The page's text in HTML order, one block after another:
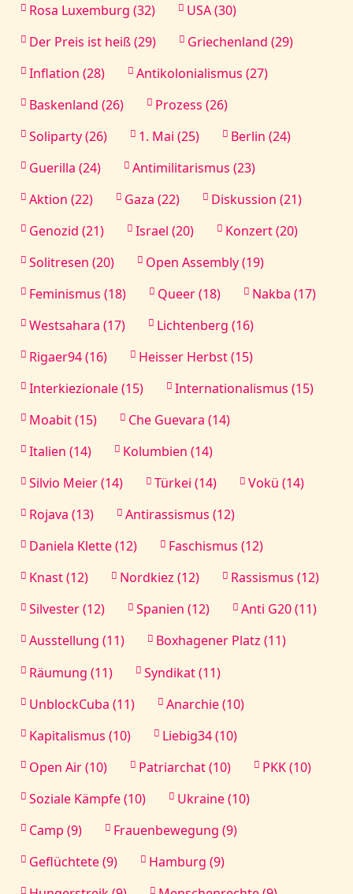
Rosa Luxemburg (32)
USA (30)
Der Preis ist heiß (29)
Griechenland (29)
Inflation (28)
Antikolonialismus (27)
Baskenland (26)
Prozess (26)
Soliparty (26)
1. Mai (25)
Berlin (24)
Guerilla (24)
Antimilitarismus (23)
Aktion (22)
Gaza (22)
Diskussion (21)
Genozid (21)
Israel (20)
Konzert (20)
Solitresen (20)
Open Assembly (19)
Feminismus (18)
Queer (18)
Nakba (17)
Westsahara (17)
Lichtenberg (16)
Rigaer94 (16)
Heisser Herbst (15)
Interkiezionale (15)
Internationalismus (15)
Moabit (15)
Che Guevara (14)
Italien (14)
Kolumbien (14)
Silvio Meier (14)
Türkei (14)
Vokü (14)
Rojava (13)
Antirassismus (12)
Daniela Klette (12)
Faschismus (12)
Knast (12)
Nordkiez (12)
Rassismus (12)
Silvester (12)
Spanien (12)
Anti G20 (11)
Ausstellung (11)
Boxhagener Platz (11)
Räumung (11)
Syndikat (11)
UnblockCuba (11)
Anarchie (10)
Kapitalismus (10)
Liebig34 (10)
Open Air (10)
Patriarchat (10)
PKK (10)
Soziale Kämpfe (10)
Ukraine (10)
Camp (9)
Frauenbewegung (9)
Geflüchtete (9)
Hamburg (9)